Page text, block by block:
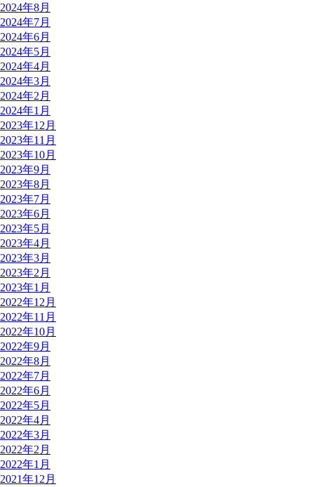
2024年8月
2024年7月
2024年6月
2024年5月
2024年4月
2024年3月
2024年2月
2024年1月
2023年12月
2023年11月
2023年10月
2023年9月
2023年8月
2023年7月
2023年6月
2023年5月
2023年4月
2023年3月
2023年2月
2023年1月
2022年12月
2022年11月
2022年10月
2022年9月
2022年8月
2022年7月
2022年6月
2022年5月
2022年4月
2022年3月
2022年2月
2022年1月
2021年12月